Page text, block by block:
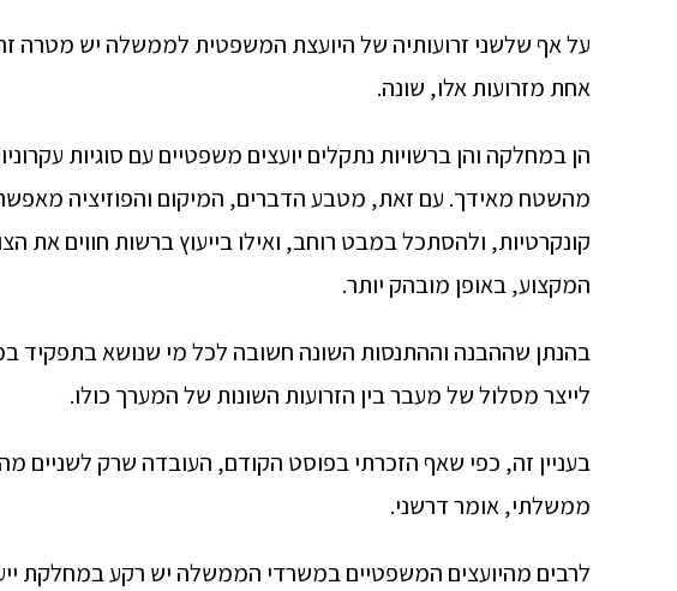
על אף שלשני זרועותיה של היועצת המשפטית לממשלה יש מטרה
אחת מזרועות אלו, שונה.
הן במחלקה והן ברשויות נתקלים יועצים משפטיים עם סוגיות
מהשטח מאידך. עם זאת, מטבע הדברים, המיקום והפוזיציה
קונקרטיות, ולהסתכל במבט רוחב, ואילו בייעוץ ברשות חווים את
המקצוע, באופן מובהק יותר.
בהנתן שההבנה וההתנסות השונה חשובה לכל מי שנושא בתפקיד
לייצר מסלול של מעבר בין הזרועות השונות של המערך כולו.
בעניין זה, כפי שאף הזכרתי בפוסט הקודם, העובדה שרק לשניים
ממשלתי, אומר דרשני.
לרבים מהיועצים המשפטיים במשרדי הממשלה יש רקע במחלקת